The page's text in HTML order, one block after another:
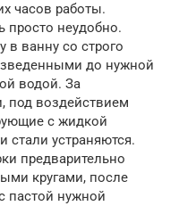
часов работы.
просто неудобно.
в ванну со строго
до нужной
водой. За
под воздействием
с жидкой
стали устраняются.
предварительно
кругами, после
пастой нужной